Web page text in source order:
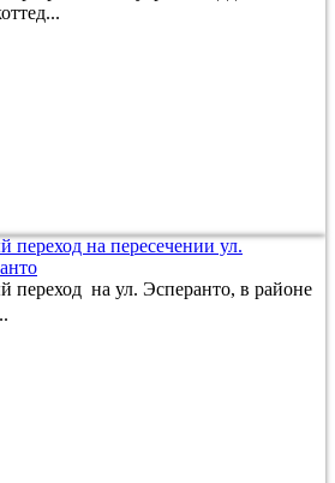
на пересечении ул.
на ул. Эсперанто, в районе